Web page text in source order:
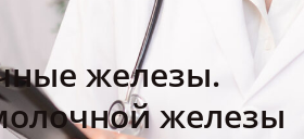
железы.
железы